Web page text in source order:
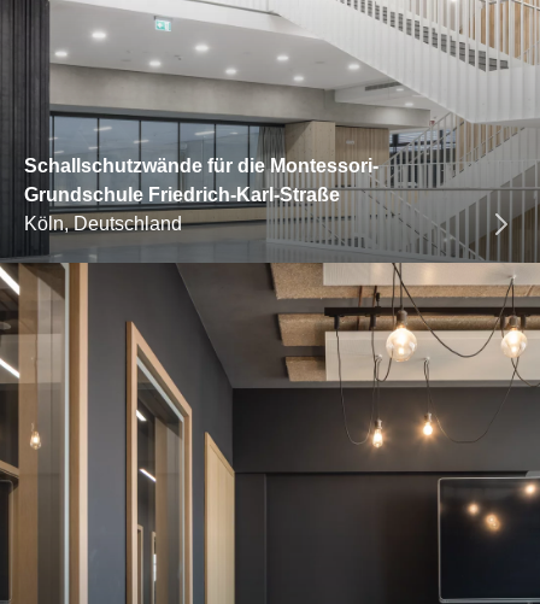
Schallschutzwände für die Montessori-
Grundschule Friedrich-Karl-Straße
Köln, Deutschland